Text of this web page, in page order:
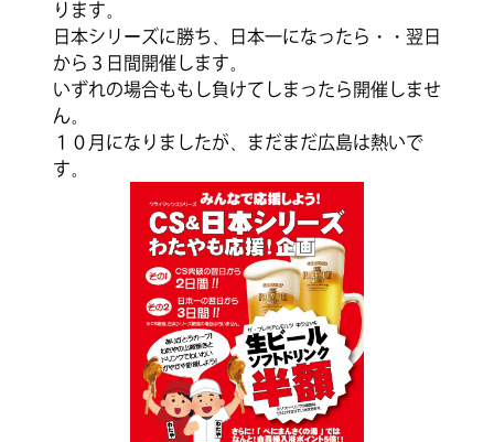
ります。
日本シリーズに勝ち、日本一になったら・・翌日
から３日間開催します。
いずれの場合ももし負けてしまったら開催しませ
ん。
１０月になりましたが、まだまだ広島は熱いで
す。